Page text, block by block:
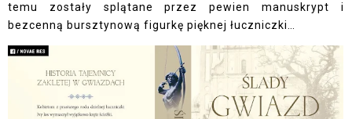
temu zostały splątane przez pewien manuskrypt i
bezcenną bursztynową figurkę pięknej łuczniczki…